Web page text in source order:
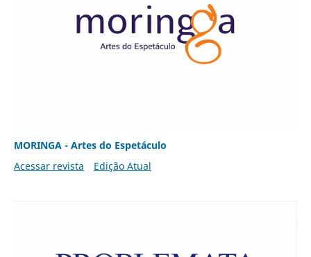
MORINGA - Artes do Espetáculo
Acessar revista
Edição Atual